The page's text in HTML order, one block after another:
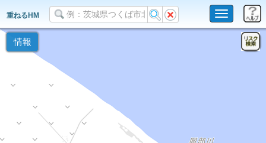
Toggle
navigation
重ねるHM
情報